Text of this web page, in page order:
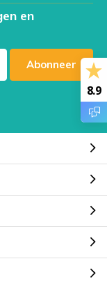
en
Abonneer
8.9